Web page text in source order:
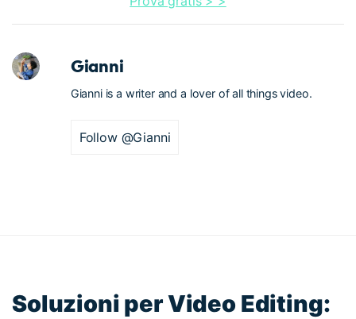
Gianni
Gianni is a writer and a lover of all things video.
Follow @Gianni
Soluzioni per Video Editing: